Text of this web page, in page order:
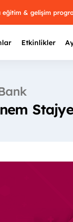
eğitim & gelişim
Etkinlikler